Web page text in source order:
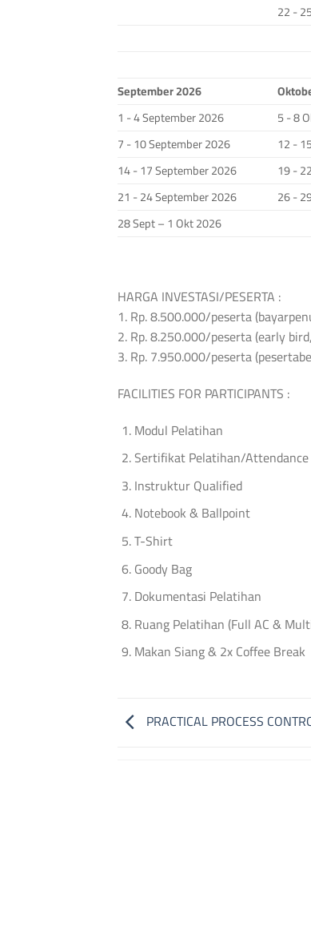
22 -
September 2026
1 - 4 September 2026
5 - 8
7 - 10 September 2026
12 -
14 - 17 September 2026
19 -
21 - 24 September 2026
26 -
28 Sept – 1 Okt 2026
HARGA INVESTASI/PESERTA :
1. Rp. 8.500.000/peserta
2. Rp. 8.250.000/peserta (early
3. Rp. 7.950.000/peserta
FACILITIES FOR PARTICIPANTS :
Modul Pelatihan
Sertifikat Pelatihan/Attendance
Instruktur Qualified
Notebook & Ballpoint
T-Shirt
Goody Bag
Dokumentasi Pelatihan
Ruang Pelatihan (Full AC &
Makan Siang & 2x Coffee Break
PRACTICAL PROCESS